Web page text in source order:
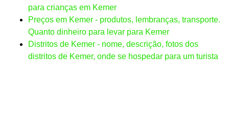
para crianças em Kemer
Preços em Kemer - produtos, lembranças, transporte.
Quanto dinheiro para levar para Kemer
Distritos de Kemer - nome, descrição, fotos dos
distritos de Kemer, onde se hospedar para um turista